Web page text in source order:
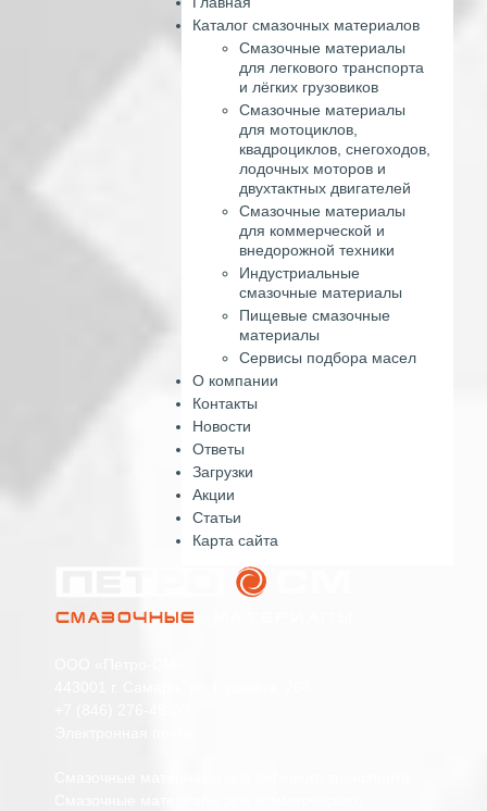
Каталог смазочных материалов
Смазочные материалы
для легкового транспорта
и лёгких грузовиков
Смазочные материалы
для мотоциклов,
квадроциклов, снегоходов,
лодочных моторов и
двухтактных двигателей
Смазочные материалы
для коммерческой и
внедорожной техники
Индустриальные
смазочные материалы
Пищевые смазочные
материалы
Сервисы подбора масел
О компании
Контакты
Новости
Ответы
Загрузки
Акции
Статьи
Карта сайта